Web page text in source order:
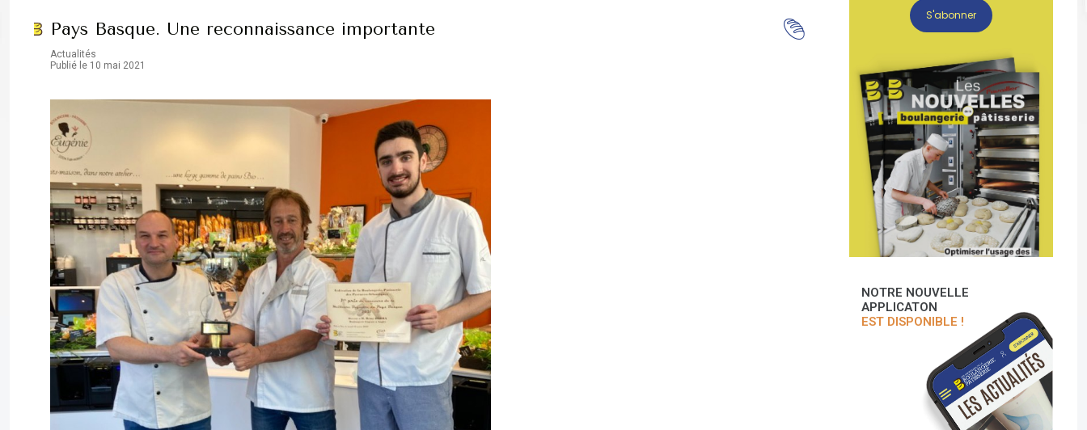
Pays Basque. Une reconnaissance importante
Actualités
Publié le 10 mai 2021
S'abonner
NOTRE NOUVELLE
APPLICATON
EST DISPONIBLE !